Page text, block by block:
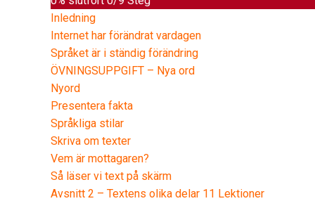
Inledning
Internet har förändrat vardagen
Språket är i ständig förändring
ÖVNINGSUPPGIFT – Nya ord
Nyord
Presentera fakta
Språkliga stilar
Skriva om texter
Vem är mottagaren?
Så läser vi text på skärm
Avsnitt 2 – Textens olika delar 11 Lektioner